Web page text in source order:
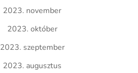
2023. november
2023. október
2023. szeptember
2023. augusztus